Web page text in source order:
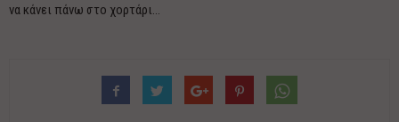
να κάνει πάνω στο χορτάρι…